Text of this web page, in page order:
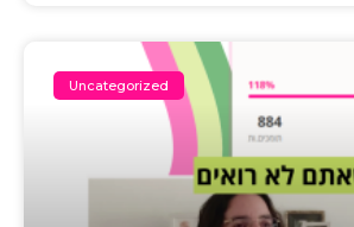
Uncategorized